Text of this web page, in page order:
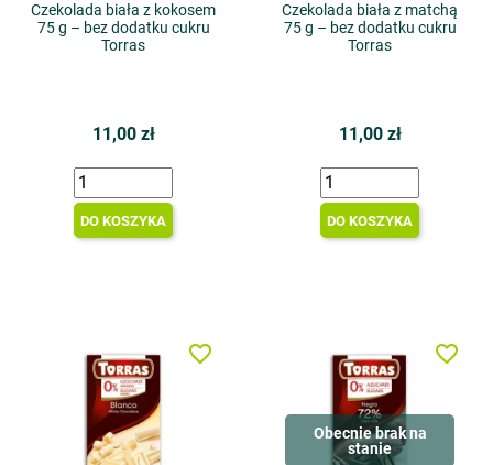
Czekolada biała z kokosem
75 g – bez dodatku cukru
Torras
11,00 zł
DO KOSZYKA
Czekolada biała z matchą
75 g – bez dodatku cukru
Torras
11,00 zł
DO KOSZYKA
favorite_border
Obecnie brak na
stanie
favorite_border